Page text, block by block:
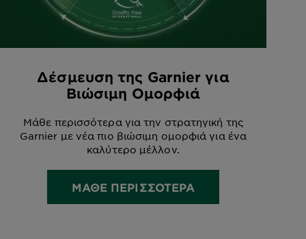
Δέσμευση της Garnier για
Βιώσιμη Ομορφιά
Μάθε περισσότερα για την στρατηγική της
Garnier με νέα πιο βιώσιμη ομορφιά για ένα
καλύτερο μέλλον.
ΜΑΘΕ ΠΕΡΙΣΣΟΤΕΡΑ